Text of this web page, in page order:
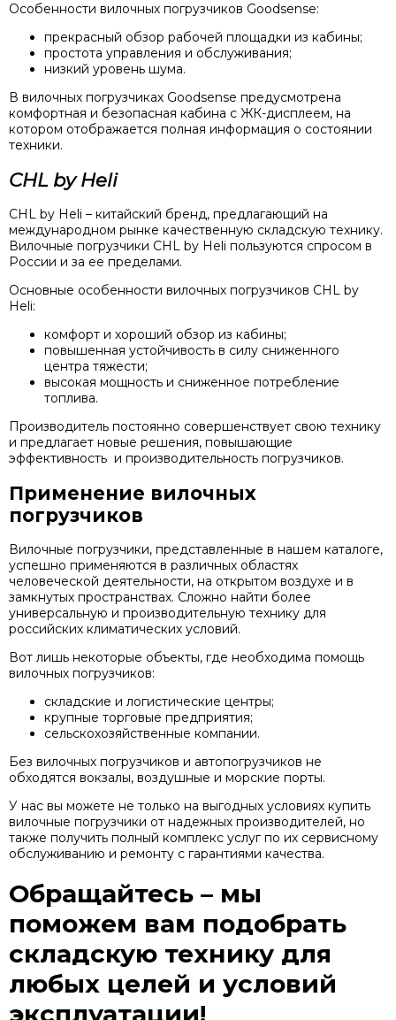
Особенности вилочных погрузчиков Goodsense:
прекрасный обзор рабочей площадки из кабины;
простота управления и обслуживания;
низкий уровень шума.
В вилочных погрузчиках Goodsense предусмотрена
комфортная и безопасная кабина с ЖК-дисплеем, на
котором отображается полная информация о состоянии
техники.
CHL by Heli
CHL by Heli – китайский бренд, предлагающий на
международном рынке качественную складскую технику.
Вилочные погрузчики CHL by Heli пользуются спросом в
России и за ее пределами.
Основные особенности вилочных погрузчиков CHL by
Heli:
комфорт и хороший обзор из кабины;
повышенная устойчивость в силу сниженного
центра тяжести;
высокая мощность и сниженное потребление
топлива.
Производитель постоянно совершенствует свою технику
и предлагает новые решения, повышающие
эффективность и производительность погрузчиков.
Применение вилочных
погрузчиков
Вилочные погрузчики, представленные в нашем каталоге,
успешно применяются в различных областях
человеческой деятельности, на открытом воздухе и в
замкнутых пространствах. Сложно найти более
универсальную и производительную технику для
российских климатических условий.
Вот лишь некоторые объекты, где необходима помощь
вилочных погрузчиков:
складские и логистические центры;
крупные торговые предприятия;
сельскохозяйственные компании.
Без вилочных погрузчиков и автопогрузчиков не
обходятся вокзалы, воздушные и морские порты.
У нас вы можете не только на выгодных условиях купить
вилочные погрузчики от надежных производителей, но
также получить полный комплекс услуг по их сервисному
обслуживанию и ремонту с гарантиями качества.
Обращайтесь – мы
поможем вам подобрать
складскую технику для
любых целей и условий
эксплуатации!